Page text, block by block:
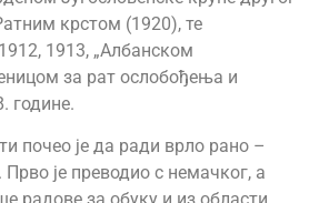
крстом (1920), те
1913, „Албанском
за рат ослобођења и
године.
почео је да ради врло рано –
је преводио с немачког, а